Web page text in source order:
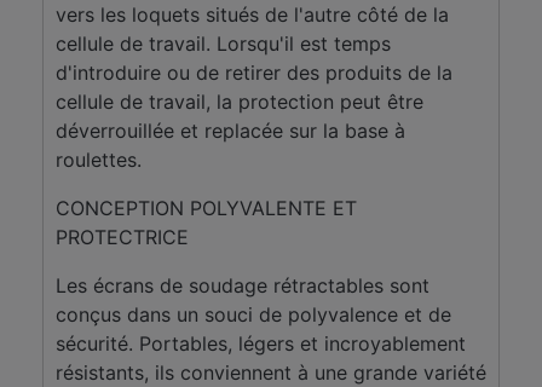
vers les loquets situés de l'autre côté de la
cellule de travail. Lorsqu'il est temps
d'introduire ou de retirer des produits de la
cellule de travail, la protection peut être
déverrouillée et replacée sur la base à
roulettes.
CONCEPTION POLYVALENTE ET
PROTECTRICE
Les écrans de soudage rétractables sont
conçus dans un souci de polyvalence et de
sécurité. Portables, légers et incroyablement
résistants, ils conviennent à une grande variété